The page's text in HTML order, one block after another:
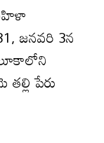
జనవరి 3న
పేరు